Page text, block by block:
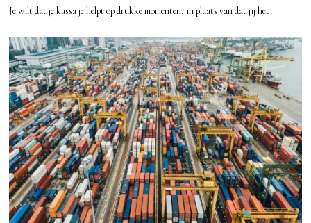
Je wilt dat je kassa je helpt op drukke momenten, in plaats van dat jij het